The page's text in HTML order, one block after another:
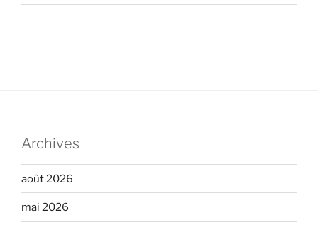
Archives
août 2026
mai 2026